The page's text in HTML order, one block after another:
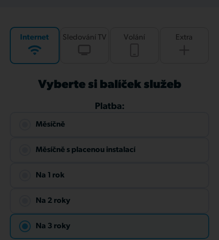
Internet Sledování TV Volání Extra
Vyberte si balíček služeb
Platba:
Měsíčně
Měsíčně s placenou instalací
Na 1 rok
Na 2 roky
Na 3 roky